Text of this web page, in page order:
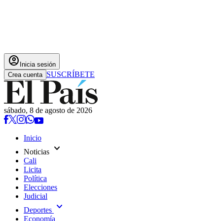
account_circle Inicia sesión
Crea cuenta SUSCRÍBETE
sábado, 8 de agosto de 2026
Inicio
Noticias expand_more
Cali
Licita
Política
Elecciones
Judicial
Deportes expand_more
Economía